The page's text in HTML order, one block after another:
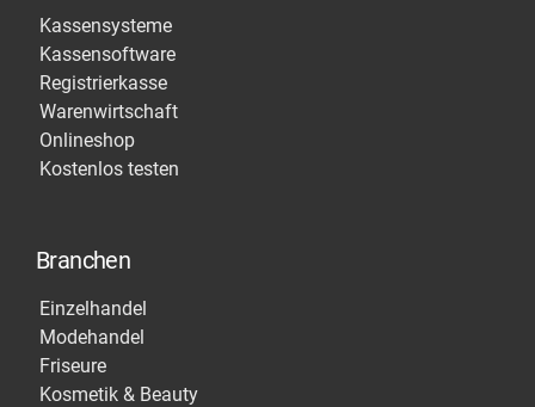
Kassensysteme
Kassensoftware
Registrierkasse
Warenwirtschaft
Onlineshop
Kostenlos testen
Branchen
Einzelhandel
Modehandel
Friseure
Kosmetik & Beauty